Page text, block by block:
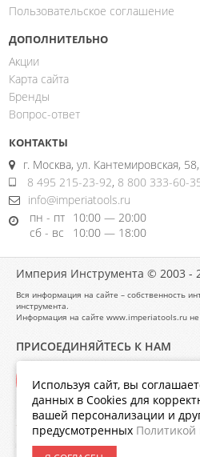
Пользовательское соглашение
ДОПОЛНИТЕЛЬНО
Акции
Карта сайта
Бренды
Вопрос-ответ
КОНТАКТЫ
г. Москва, ул. Кантемировская,
8 495 215-23-92, 8 800 333-60-
info@imperiatools.ru
пн - пт 10:00 — 20:00
сб - вс
10:00 — 18:00
Империя Инструмента © 2003 -
Вся информация на сайте – собственность
инструмента.
Информация на сайте www.imperiatools.ru
ПРИСОЕДИНЯЙТЕСЬ К НАМ
Используя сайт, вы
данных в Cookies для
вашей персонализации и
предусмотренных Политикой